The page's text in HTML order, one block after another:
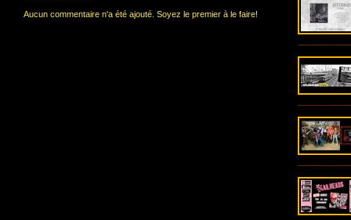
Aucun commentaire n'a été ajouté. Soyez le premier à le faire!